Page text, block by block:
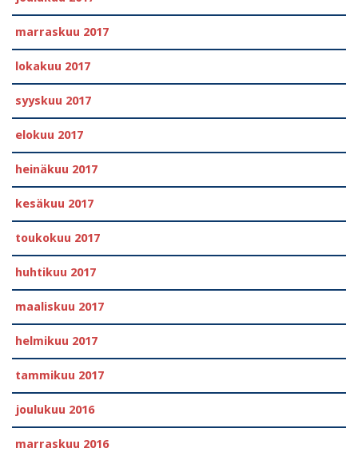
marraskuu 2017
lokakuu 2017
syyskuu 2017
elokuu 2017
heinäkuu 2017
kesäkuu 2017
toukokuu 2017
huhtikuu 2017
maaliskuu 2017
helmikuu 2017
tammikuu 2017
joulukuu 2016
marraskuu 2016